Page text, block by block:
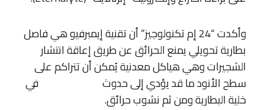
وأكدت “24 إم تكنولوجيز” أن تقنية إيمبرفيو هي فاصل
بطارية تحويلي يمنع الحرائق عن طريق إعاقة انتشار
الشجيرات وهي هياكل معدنية يُمكن أن تتراكم على
سطح الأنود ما قد يؤدي إلى حدوث
في
خلية البطارية ومن ثم نشوب حرائق.